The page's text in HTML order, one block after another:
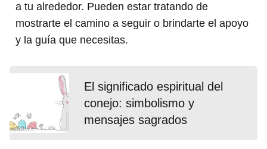
a tu alrededor. Pueden estar tratando de
mostrarte el camino a seguir o brindarte el apoyo
y la guía que necesitas.
El significado espiritual del
conejo: simbolismo y
mensajes sagrados